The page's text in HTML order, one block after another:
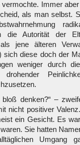
Immer
als man selbst.
die Autorität der
jene älteren
sich diese doch der
weniger durch
denken?“ –
nicht positiver
ein Gesicht. Es
Sie hatten
Umgang